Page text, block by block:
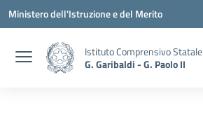
Vai ai contenuti
Vai al menu di navigazione
Vai al footer
Ministero dell'Istruzione e del Merito
Istituto Comprensivo Statale
G. Garibaldi - G. Paolo II